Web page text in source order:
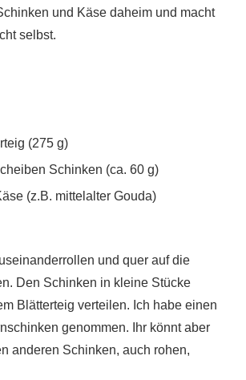
und Käse daheim und macht
selbst.
(275 g)
Schinken (ca. 60 g)
(z.B. mittelalter Gouda)
und quer auf die
Den Schinken in kleine Stücke
Blätterteig verteilen. Ich habe einen
genommen. Ihr könnt aber
anderen Schinken, auch rohen,